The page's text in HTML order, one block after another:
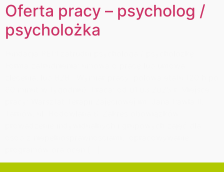
Oferta pracy – psycholog /
psycholożka